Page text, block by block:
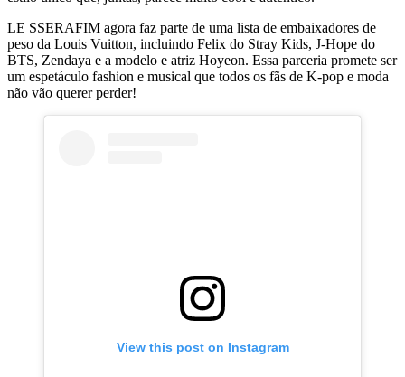
LE SSERAFIM agora faz parte de uma lista de embaixadores de
peso da Louis Vuitton, incluindo Felix do Stray Kids, J-Hope do
BTS, Zendaya e a modelo e atriz Hoyeon. Essa parceria promete ser
um espetáculo fashion e musical que todos os fãs de K-pop e moda
não vão querer perder!
View this post on Instagram